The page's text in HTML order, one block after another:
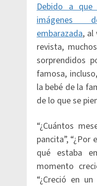
Debido a
imágenes
embarazada, al
revista,
sorprendidos
famosa,
la bebé de la
de lo que se
“¿Cuántos
pancita”, “¿Por
qué estaba
momento
“¿Creció en